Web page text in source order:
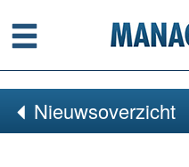
Menu
Nieuwsoverzicht